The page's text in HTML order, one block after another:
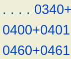
. . . .
0400+0401
0460+0461